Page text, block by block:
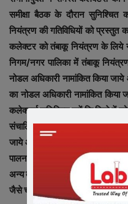
समीक्षा बैठक के दौरान
नियंत्रण की गतिविधियों को
कलेक्टर को तंबाकू नियंत्रण के लिये
निगम/नगर पालिका में तंबाकू
नोडल अधिकारी नामांकित किया
का नोडल अधिकारी नामांकित
कलेक्टर्स सुनिश्चित करें कि जिले में
संचालित नहीं की जाये। इसके लिये
जाये और लायसेंस की शर्तों में तंबाकू
पालन करने की शर्त रखी जाये। यह
अन्य दुकानों से तंबाकू उत्पाद न बेचे
जैसे चॉकलेट, कैंडी आदि न बेचे जायें।